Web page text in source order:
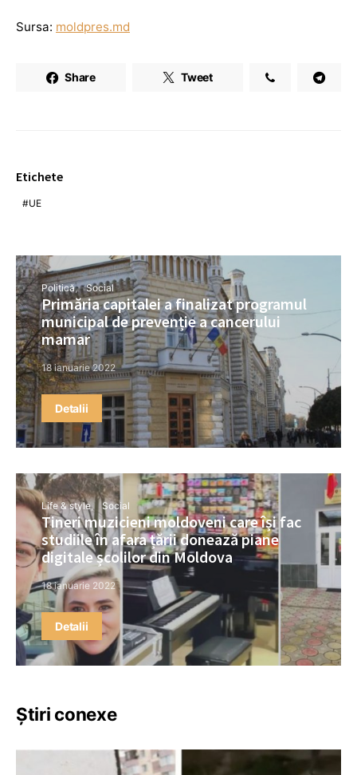
Sursa: moldpres.md
Share Tweet
Etichete
UE
Politică Social
Primăria capitalei a finalizat programul
municipal de prevenție a cancerului
mamar
18 ianuarie 2022
Detalii
Life & style Social
Tineri muzicieni moldoveni care își fac
studiile în afara țării donează piane
digitale școlilor din Moldova
18 ianuarie 2022
Detalii
Știri conexe